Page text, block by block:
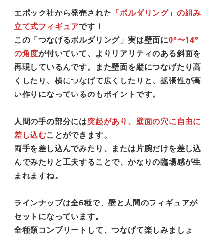
エポック社から発売された 「ボルダリング」の組み
立て式フィギュアです！
この「つなげるボルダリング」実は壁面に0°〜14°
の角度が付いていて、よりリアリティのある斜面を
再現しているんです。また壁面を縦につなげたり高
くしたり、横につなげて広くしたりと、拡張性が高
い作りになっているのもポイントです。
人間の手の部分には突起があり、壁面の穴に自由に
差し込むことができます。
両手を差し込んでみたり、または片腕だけを差し込
んでみたりと工夫することで、かなりの臨場感が生
まれますね。
ラインナップは全6種で、壁と人間のフィギュアが
セットになっています。
全種類コンプリートして、つなげて楽しみましょ